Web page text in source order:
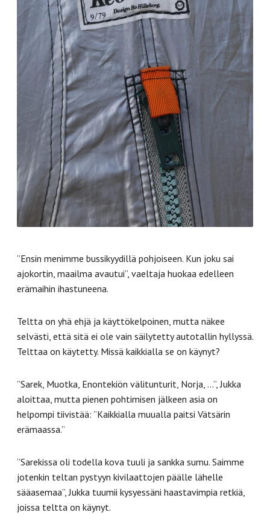
”Ensin menimme bussikyydillä pohjoiseen. Kun joku sai
ajokortin, maailma avautui”, vaeltaja huokaa edelleen
erämaihin ihastuneena.
Teltta on yhä ehjä ja käyttökelpoinen, mutta näkee
selvästi, että sitä ei ole vain säilytetty autotallin hyllyssä.
Telttaa on käytetty. Missä kaikkialla se on käynyt?
”Sarek, Muotka, Enontekiön välitunturit, Norja, …”, Jukka
aloittaa, mutta pienen pohtimisen jälkeen asia on
helpompi tiivistää: ”Kaikkialla muualla paitsi Vätsärin
erämaassa.”
”Sarekissa oli todella kova tuuli ja sankka sumu. Saimme
jotenkin teltan pystyyn kivilaattojen päälle lähelle
sääasemaa”, Jukka tuumii kysyessäni haastavimpia retkiä,
joissa teltta on käynyt.